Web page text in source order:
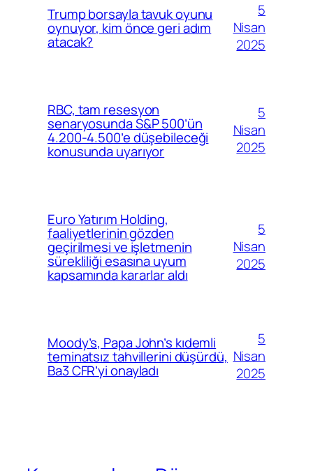
Trump borsayla tavuk oyunu
oynuyor, kim önce geri adım
atacak?
5
Nisan
2025
RBC, tam resesyon
senaryosunda S&P 500’ün
4.200-4.500’e düşebileceği
konusunda uyarıyor
5
Nisan
2025
Euro Yatırım Holding,
faaliyetlerinin gözden
geçirilmesi ve işletmenin
sürekliliği esasına uyum
kapsamında kararlar aldı
5
Nisan
2025
Moody’s, Papa John’s kıdemli
teminatsız tahvillerini düşürdü,
Ba3 CFR’yi onayladı
5
Nisan
2025